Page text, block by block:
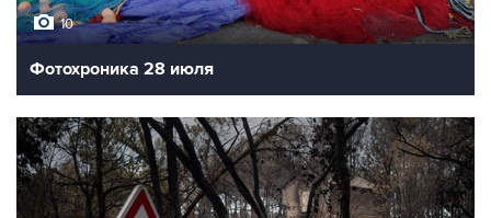
10
Фотохроника 28 июля